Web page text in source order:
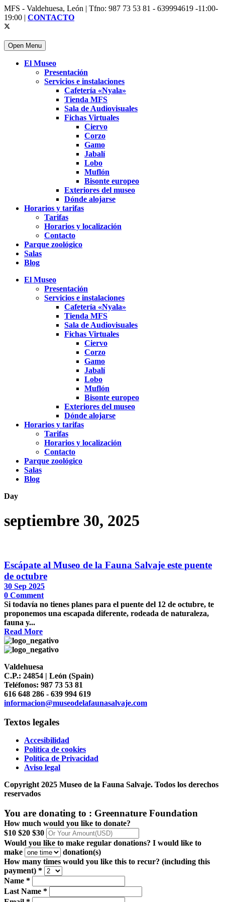
MFS - Valdehuesa, León | Tfno: 987 73 53 81 - 639994619 -11:00-
19:00 | CONTACTO
Open Menu
El Museo
Presentación
Servicios e instalaciones
Cafetería «Nyala»
Tienda MFS
Sala de Audiovisuales
Fichas Virtuales
Ciervo
Corzo
Gamo
Jabalí
Lobo
Muflón
Bisonte europeo
Exteriores del museo
Dónde alojarse
Horarios y tarifas
Tarifas
Horarios y localización
Contacto
Parque zoológico
Salas
Blog
El Museo
Presentación
Servicios e instalaciones
Cafetería «Nyala»
Tienda MFS
Sala de Audiovisuales
Fichas Virtuales
Ciervo
Corzo
Gamo
Jabalí
Lobo
Muflón
Bisonte europeo
Exteriores del museo
Dónde alojarse
Horarios y tarifas
Tarifas
Horarios y localización
Contacto
Parque zoológico
Salas
Blog
Day
septiembre 30, 2025
Escápate al Museo de la Fauna Salvaje este puente
de octubre
30 Sep 2025
0 Comment
Si todavía no tienes planes para el puente del 12 de octubre, te
proponemos una escapada diferente, rodeada de naturaleza,
fauna y...
Read More
Valdehuesa
C.P.: 24854 | León (Spain)
Teléfonos: 987 73 53 81
616 648 286 - 639 994 619
informacion@museodelafaunasalvaje.com
Textos legales
Accesibilidad
Política de cookies
Política de Privacidad
Aviso legal
Copyright 2025 Museo de la Fauna Salvaje. Todos los derechos
reservados
You are donating to : Greennature Foundation
How much would you like to donate?
$10 $20 $30
Would you like to make regular donations? I would like to
make
donation(s)
How many times would you like this to recur? (including this
payment) *
Name *
Last Name *